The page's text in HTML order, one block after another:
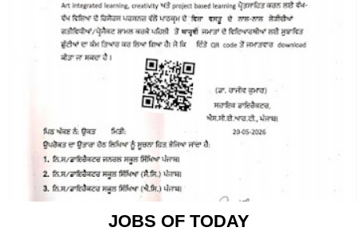
JOBS OF TODAY